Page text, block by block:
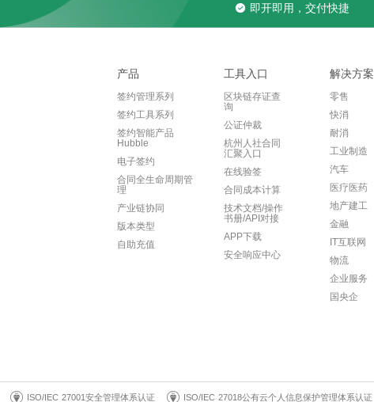
即开即用，交付快捷
产品
签约管理系列
签约工具系列
签约智能产品
Hubble
电子签约
合同全生命周期管
理
产业链协同
版本类型
自助充值
工具入口
区块链存证查
询
公证仲裁
杭州人社合同
汇聚入口
在线验签
合同成本计算
技术文档/操作
书册/API对接
APP下载
安全响应中心
解决方案
零售
快消
耐消
工业制造
汽车
医疗医药
地产建工
金融
IT互联网
物流
企业服务
国央企
ISO/IEC 27001安全管理体系认证 ISO/IEC 27018公有云个人信息保护管理体系认证